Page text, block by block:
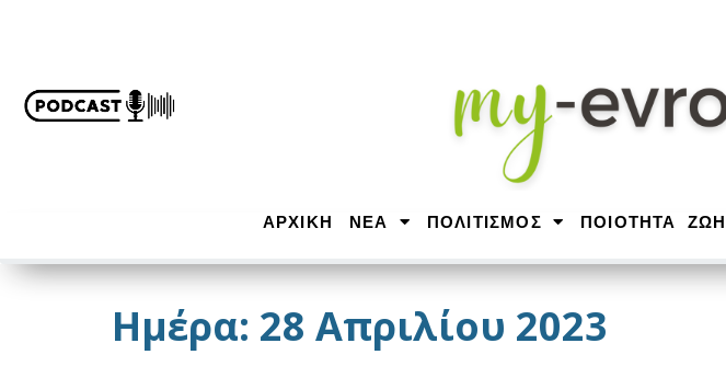
ΑΡΧΙΚΉ ΝΕΑ ΠΟΛΙΤΙΣΜΟΣ ΠΟΙΟΤΗΤΑ
Ημέρα: 28 Απριλίου 2023